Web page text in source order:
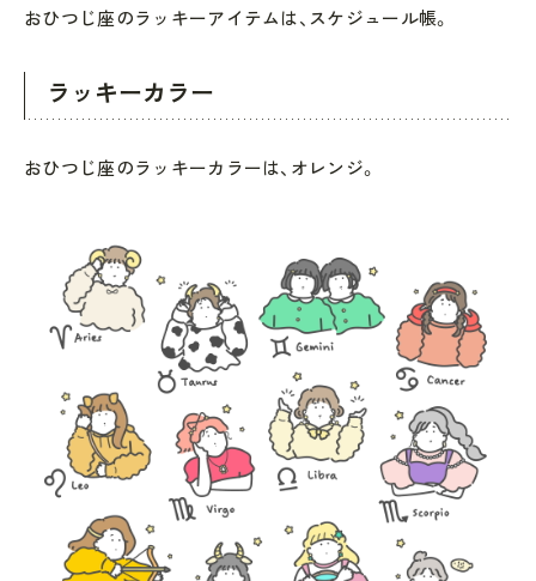
おひつじ座のラッキーアイテムは、スケジュール帳。
ラッキーカラー
おひつじ座のラッキーカラーは、オレンジ。